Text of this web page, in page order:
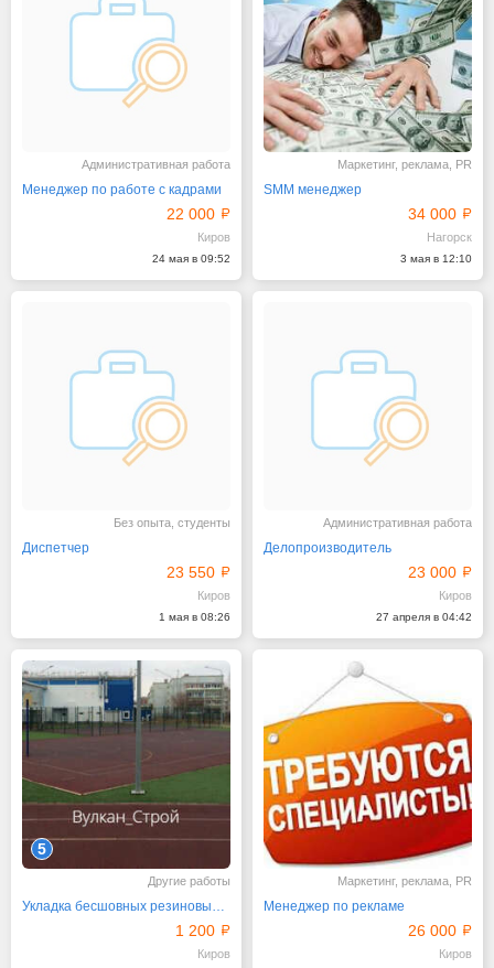
Административная работа
Менеджер по работе с кадрами
22 000
Киров
24 мая в 09:52
Маркетинг, реклама, PR
SMM менеджер
34 000
Нагорск
3 мая в 12:10
Без опыта, студенты
Диспетчер
23 550
Киров
1 мая в 08:26
Административная работа
Делопроизводитель
23 000
Киров
27 апреля в 04:42
5
Другие работы
Укладка бесшовных резиновых покрытий Киров
1 200
Киров
Маркетинг, реклама, PR
Менеджер по рекламе
26 000
Киров